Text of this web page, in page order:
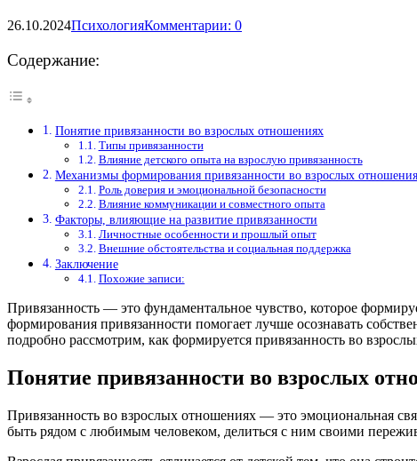
26.10.2024ПсихологияКомментарии: 0
Содержание:
Понятие привязанности во взрослых отношениях
Типы привязанности
Влияние детского опыта на взрослую привязанность
Механизмы формирования привязанности во взрослых
Роль доверия и эмоциональной безопасности
Влияние коммуникации и совместного опыта
Факторы, влияющие на развитие привязанности
Личностные особенности и прошлый опыт
Внешние обстоятельства и социальная поддержка
Заключение
Похожие записи:
Привязанность — это фундаментальное чувство, которое
формирования привязанности помогает лучше осознавать
подробно рассмотрим, как формируется привязанность во
Понятие привязанности во взрослых
Привязанность во взрослых отношениях — это эмоциональная
быть рядом с любимым человеком, делиться с ним своими